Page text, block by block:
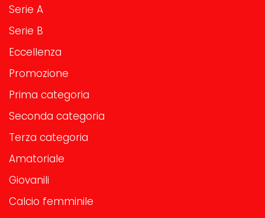
Serie A
Serie B
Eccellenza
Promozione
Prima categoria
Seconda categoria
Terza categoria
Amatoriale
Giovanili
Calcio femminile